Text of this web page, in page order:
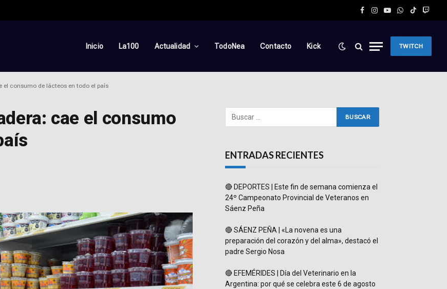
Facebook
Instagram
YouTube
WhatsApp
TikTokTwitch
Inicio La100 Actualidad TodoNea Contacto Kick TWITCH
el consumo de lácteos en todo el país
cae el consumo
ENTRADAS RECIENTES
🔴 DEPORTES | Este fin de semana comienza el
24º Campeonato Provincial de Veteranos en
Sáenz Peña
🔴 SÁENZ PEÑA | «La novena es una
preparación del corazón y del alma», destacó el
padre Sergio Nosa
🔴 EFEMÉRIDES | Día del Veterinario en la
Argentina: por qué se celebra este 6 de agosto